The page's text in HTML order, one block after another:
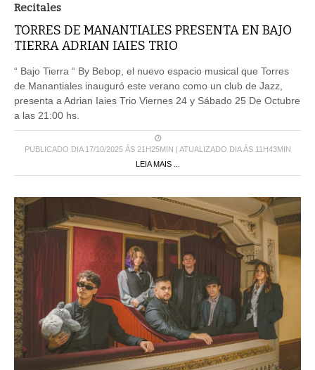
Recitales
TORRES DE MANANTIALES PRESENTA EN BAJO
TIERRA ADRIAN IAIES TRIO
“ Bajo Tierra “ By Bebop, el nuevo espacio musical que Torres
de Manantiales inauguró este verano como un club de Jazz,
presenta a Adrian Iaies Trio Viernes 24 y Sábado 25 De Octubre
a las 21:00 hs.
PUBLICADO DIA 17/10/2025 ÀS 21H25MIN | ATUALIZADO DIA ÀS 11H43MIN
LEIA MAIS ...